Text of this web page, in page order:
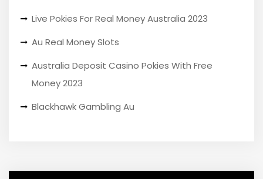
Live Pokies For Real Money Australia 2023
Au Real Money Slots
Australia Deposit Casino Pokies With Free
Money 2023
Blackhawk Gambling Au